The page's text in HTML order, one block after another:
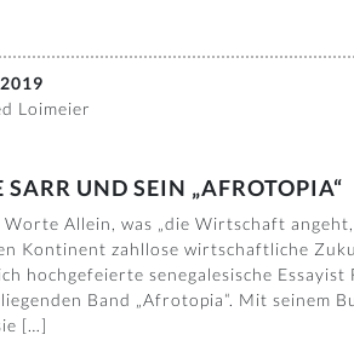
Loimeier
SARR UND SEIN „AFROTOPIA“
Worte Allein, was „die Wirtschaft
Kontinent zahllose wirtschaftliche
hochgefeierte senegalesische
Band „Afrotopia“. Mit seinem
[…]